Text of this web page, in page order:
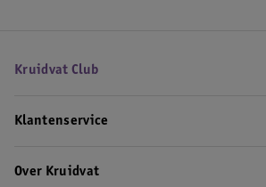
Kruidvat Club
Klantenservice
Over Kruidvat